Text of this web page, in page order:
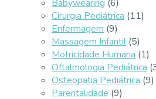
Babywearing (6)
Cirurgia Pediátrica (11)
Enfermagem (9)
Massagem Infantil (5)
Motricidade Humana (1)
Oftalmologia Pediátrica
Osteopatia Pediátrica (9)
Parentalidade (9)